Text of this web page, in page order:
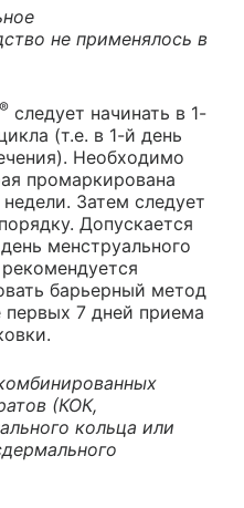
не применялось в
® следует начинать в 1-
(т.е. в 1-й день
Необходимо
промаркирована
Затем следует
Допускается
менструального
барьерный метод
первых 7 дней приема
(КОК,
кольца или